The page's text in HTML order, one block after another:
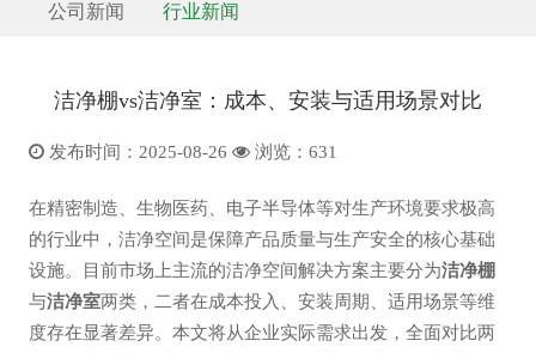
公司新闻 行业新闻
洁净棚vs洁净室：成本、安装与适用场景对比
发布时间：2025-08-26 浏览： 631
在精密制造、生物医药、电子半导体等对生产环境要求极高
的行业中，洁净空间是保障产品质量与生产安全的核心基础
设施。目前市场上主流的洁净空间解决方案主要分为洁净棚
与洁净室两类，二者在成本投入、安装周期、适用场景等维
度存在显著差异。本文将从企业实际需求出发，全面对比两